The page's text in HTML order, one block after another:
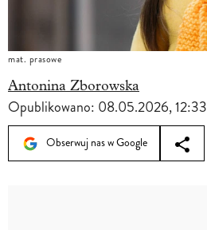
mat. prasowe
Antonina Zborowska
Opublikowano: 08.05.2026, 12:33
Obserwuj nas w Google